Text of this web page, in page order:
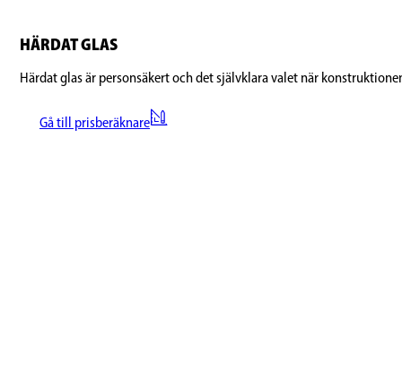
HÄRDAT GLAS
Härdat glas är personsäkert och det självklara valet när
Gå till prisberäknare